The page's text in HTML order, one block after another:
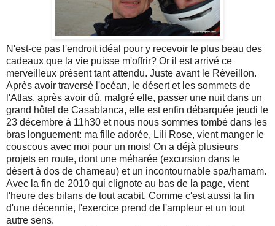
N'est-ce pas l'endroit idéal pour y recevoir le plus beau des
cadeaux que la vie puisse m'offrir? Or il est arrivé ce
merveilleux présent tant attendu. Juste avant le Réveillon.
Après avoir traversé l'océan, le désert et les sommets de
l'Atlas, après avoir dû, malgré elle, passer une nuit dans un
grand hôtel de Casablanca, elle est enfin débarquée jeudi le
23 décembre à 11h30 et nous nous sommes tombé dans les
bras longuement: ma fille adorée, Lili Rose, vient manger le
couscous avec moi pour un mois! On a déjà plusieurs
projets en route, dont une méharée (excursion dans le
désert à dos de chameau) et un incontournable spa/hamam.
Avec la fin de 2010 qui clignote au bas de la page, vient
l'heure des bilans de tout acabit. Comme c'est aussi la fin
d'une décennie, l'exercice prend de l'ampleur et un tout
autre sens.